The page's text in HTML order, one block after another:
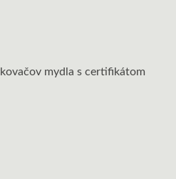
mydla s certifikátom